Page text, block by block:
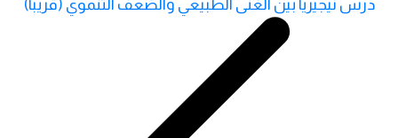
درس نيجيريا بين الغنى الطبيعي والضعف التنموي (قريبا)